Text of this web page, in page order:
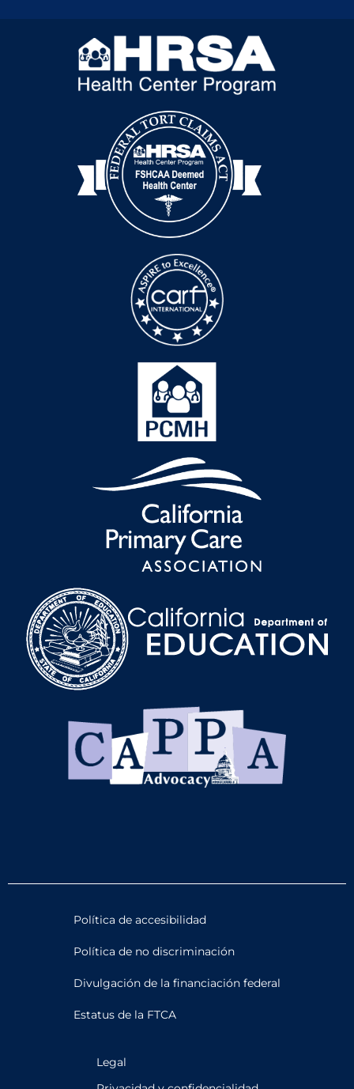
Política de accesibilidad
Política de no discriminación
Divulgación de la financiación federal
Estatus de la FTCA
Legal